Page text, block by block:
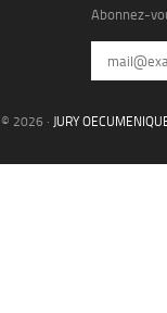
Abonnez-
© 2026 · JURY